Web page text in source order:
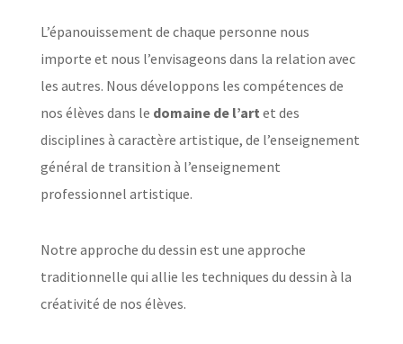
L’épanouissement de chaque personne nous
importe et nous l’envisageons dans la relation avec
les autres. Nous développons les compétences de
nos élèves dans le domaine de l’art et des
disciplines à caractère artistique, de l’enseignement
général de transition à l’enseignement
professionnel artistique.
Notre approche du dessin est une approche
traditionnelle qui allie les techniques du dessin à la
créativité de nos élèves.